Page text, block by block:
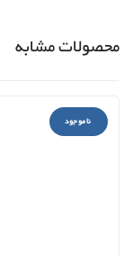
محصولات مشابه
ناموجود